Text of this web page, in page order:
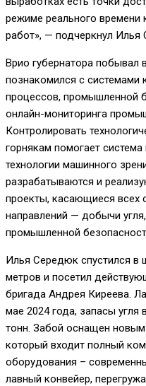
режиме реального времени
работ», — подчеркнул Илья
Врио губернатора побывал
познакомился с системами
процессов, промышленной
онлайн-мониторинга
Контролировать
горнякам помогает
технологии машинного
разрабатываются и
проекты, касающиеся всех
направлений — добычи
промышленной
Илья Середюк спустился в
метров и посетил
бригада Андрея Киреева.
мае 2024 года, запасы угля
тонн. Забой оснащен
который входит полный
оборудования –
лавный конвейер,